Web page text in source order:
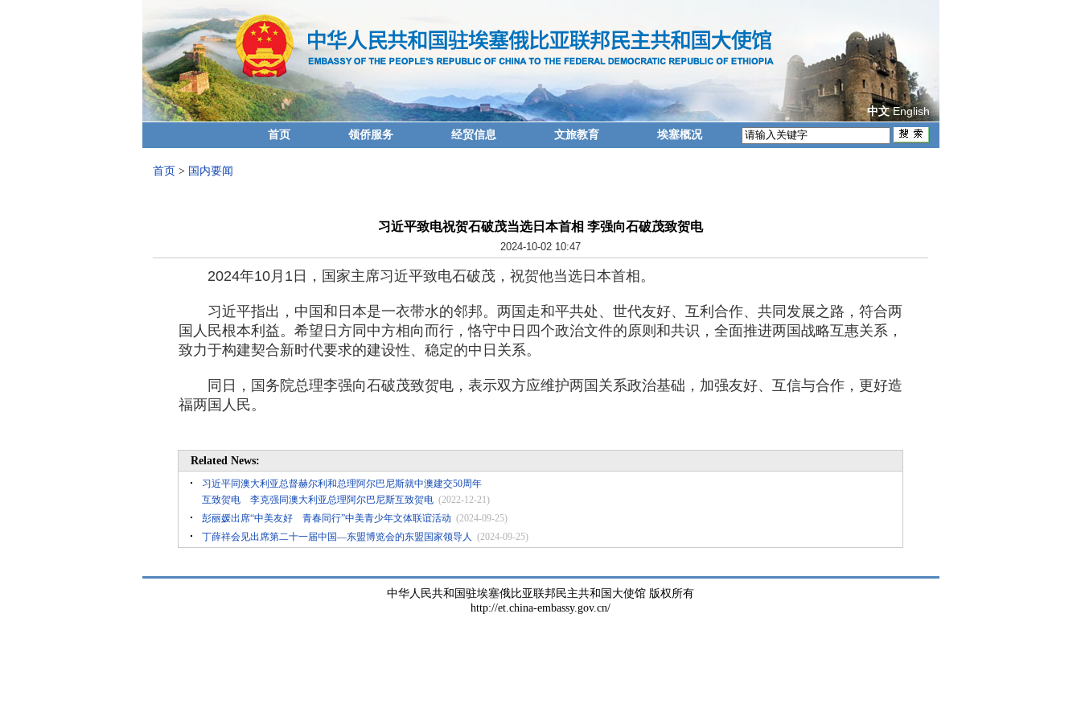
中文 English
首页 领侨服务 经贸信息 文旅教育 埃塞概况
首页 > 国内要闻
习近平致电祝贺石破茂当选日本首相 李强向石破茂致贺电
2024-10-02 10:47
2024年10月1日，国家主席习近平致电石破茂，祝贺他当选日本首相。
习近平指出，中国和日本是一衣带水的邻邦。两国走和平共处、世代友好、互利合作、共同发展之路，符合两
国人民根本利益。希望日方同中方相向而行，恪守中日四个政治文件的原则和共识，全面推进两国战略互惠关系，
致力于构建契合新时代要求的建设性、稳定的中日关系。
同日，国务院总理李强向石破茂致贺电，表示双方应维护两国关系政治基础，加强友好、互信与合作，更好造
福两国人民。
Related News:
习近平同澳大利亚总督赫尔利和总理阿尔巴尼斯就中澳建交50周年
互致贺电 李克强同澳大利亚总理阿尔巴尼斯互致贺电 (2022-12-21)
彭丽媛出席“中美友好 青春同行”中美青少年文体联谊活动 (2024-09-25)
丁薛祥会见出席第二十一届中国—东盟博览会的东盟国家领导人 (2024-09-25)
中华人民共和国驻埃塞俄比亚联邦民主共和国大使馆 版权所有
http://et.china-embassy.gov.cn/